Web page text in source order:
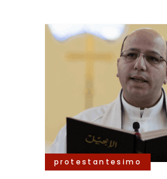
protestantesimo